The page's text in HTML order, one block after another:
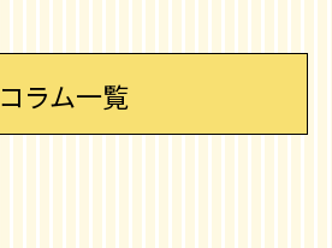
コラム一覧